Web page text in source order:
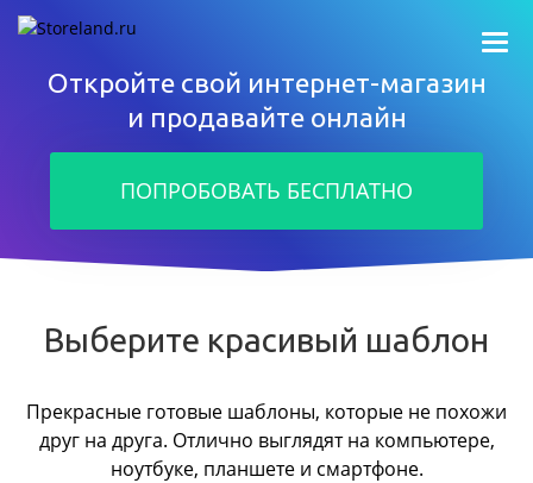
Откройте свой интернет-магазин
и продавайте онлайн
ПОПРОБОВАТЬ БЕСПЛАТНО
Выберите красивый шаблон
Прекрасные готовые шаблоны, которые не похожи
друг на друга. Отлично выглядят на компьютере,
ноутбуке, планшете и смартфоне.